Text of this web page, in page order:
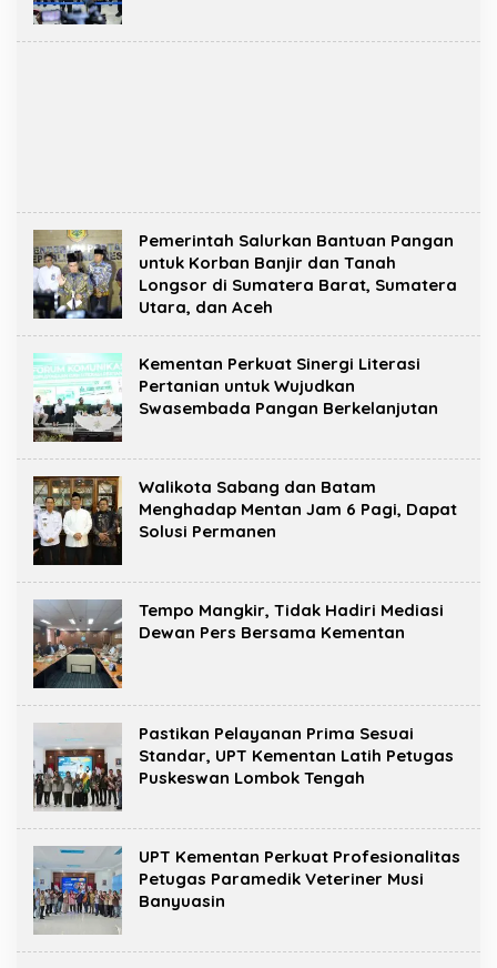
Pemerintah Salurkan Bantuan Pangan
untuk Korban Banjir dan Tanah
Longsor di Sumatera Barat, Sumatera
Utara, dan Aceh
Kementan Perkuat Sinergi Literasi
Pertanian untuk Wujudkan
Swasembada Pangan Berkelanjutan
Walikota Sabang dan Batam
Menghadap Mentan Jam 6 Pagi, Dapat
Solusi Permanen
Tempo Mangkir, Tidak Hadiri Mediasi
Dewan Pers Bersama Kementan
Pastikan Pelayanan Prima Sesuai
Standar, UPT Kementan Latih Petugas
Puskeswan Lombok Tengah
UPT Kementan Perkuat Profesionalitas
Petugas Paramedik Veteriner Musi
Banyuasin